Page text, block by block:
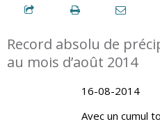
Record absolu de
au mois d’août 2014
16-08-2014
Avec un cumul